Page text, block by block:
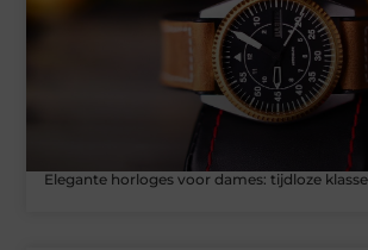
Elegante horloges voor dames: tijdloze